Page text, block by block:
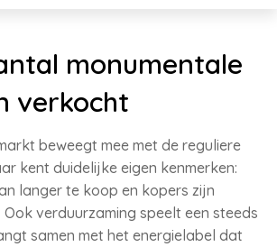
monumentale
verkocht
beweegt mee met de reguliere
kent duidelijke eigen kenmerken:
langer te koop en kopers zijn
Ook verduurzaming speelt een steeds
samen met het energielabel dat